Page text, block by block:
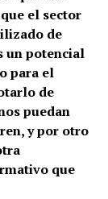
el sector
de
un potencial
para el
de
puedan
y por otro
que